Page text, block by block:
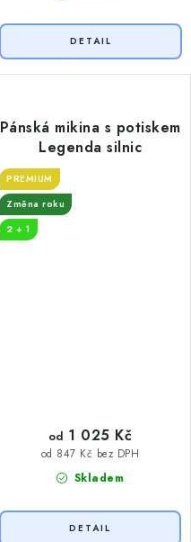
Pánská mikina s potiskem
Legenda silnic
PREMIUM
Změna roku
2 + 1
Skladem
od 847 Kč bez DPH
od 1 025 Kč